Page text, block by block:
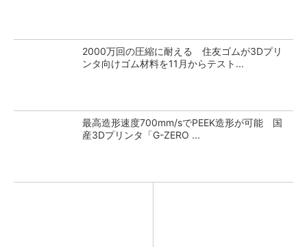
2000万回の圧縮に耐える 住友ゴムが3Dプリ
ンタ向けゴム材料を11月からテスト...
最高造形速度700mm/sでPEEK造形が可能 国
産3Dプリンタ「G-ZERO ...